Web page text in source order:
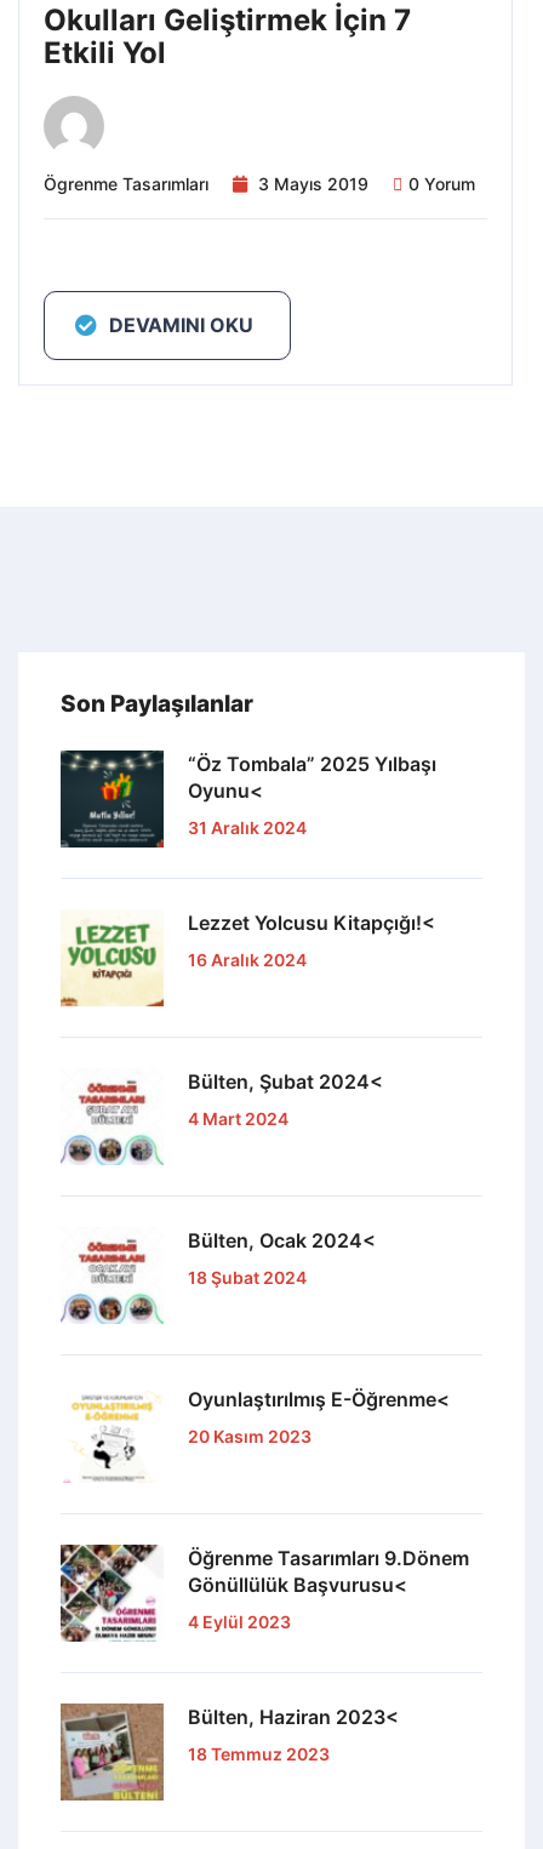
Okulları Geliştirmek İçin 7
Etkili Yol
Ögrenme Tasarımları 3 Mayıs 2019 0 Yorum
DEVAMINI OKU
Son Paylaşılanlar
“Öz Tombala” 2025 Yılbaşı
Oyunu<
31 Aralık 2024
Lezzet Yolcusu Kitapçığı!<
16 Aralık 2024
Bülten, Şubat 2024<
4 Mart 2024
Bülten, Ocak 2024<
18 Şubat 2024
Oyunlaştırılmış E-Öğrenme<
20 Kasım 2023
Öğrenme Tasarımları 9.Dönem
Gönüllülük Başvurusu<
4 Eylül 2023
Bülten, Haziran 2023<
18 Temmuz 2023